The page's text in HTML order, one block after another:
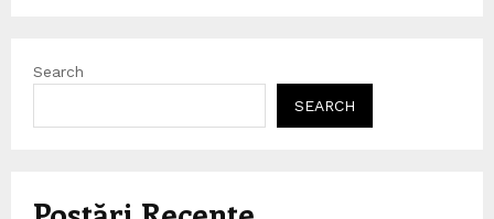
Search
SEARCH